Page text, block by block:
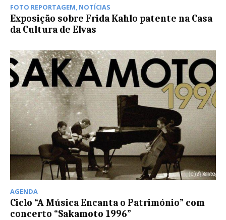
FOTO REPORTAGEM, NOTÍCIAS
Exposição sobre Frida Kahlo patente na Casa
da Cultura de Elvas
AGENDA
Ciclo “A Música Encanta o Património” com
concerto “Sakamoto 1996”